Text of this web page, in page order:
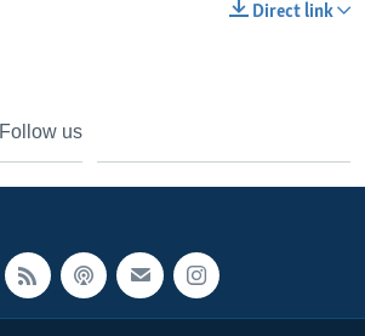
Direct link
Follow us